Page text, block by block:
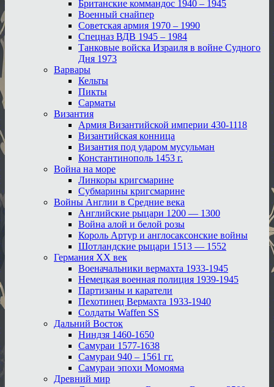
Британские коммандос 1940 – 1945
Военный снайпер
Советская армия 1970 – 1990
Спецназ ВДВ 1945 – 1984
Танковые войска Израиля в войне Судного
Дня 1973
Варвары
Кельты
Пикты
Сарматы
Византия
Армия Византийской империи 430-1118
Византийская конница
Византия под ударом мусульман
Константинополь 1453 г.
Война на море
Линкоры кригсмарине
Субмарины кригсмарине
Войны Англии в Средние века
Английские рыцари 1200 — 1300
Война алой и белой розы
Король Артур и англосаксонские войны
Шотландские рыцари 1513 — 1552
Германия XX век
Военачальники вермахта 1933-1945
Немецкая военная полиция 1939-1945
Партизаны и каратели
Пехотинец Вермахта 1933-1940
Солдаты Waffen SS
Дальний Восток
Ниндзя 1460-1650
Самураи 1577-1638
Самураи 940 – 1561 гг.
Самураи эпохи Момояма
Древний мир